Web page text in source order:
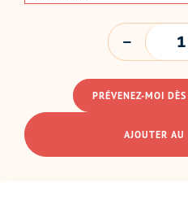
QUANTITÉ
PRÉVENEZ-MOI
AJOUTER AU